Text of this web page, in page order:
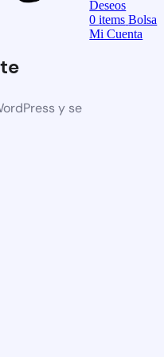
y se
Deseos
0items Bolsa
Mi Cuenta